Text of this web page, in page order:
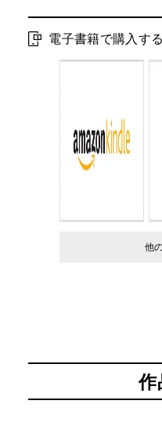
電子書籍で購入する
他
作